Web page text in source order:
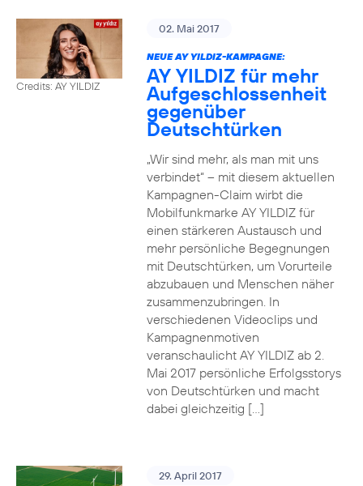
Credits: AY YILDIZ
02. Mai 2017
NEUE AY YILDIZ-KAMPAGNE:
AY YILDIZ für mehr
Aufgeschlossenheit
gegenüber
Deutschtürken
„Wir sind mehr, als man mit uns
verbindet“ – mit diesem aktuellen
Kampagnen-Claim wirbt die
Mobilfunkmarke AY YILDIZ für
einen stärkeren Austausch und
mehr persönliche Begegnungen
mit Deutschtürken, um Vorurteile
abzubauen und Menschen näher
zusammenzubringen. In
verschiedenen Videoclips und
Kampagnenmotiven
veranschaulicht AY YILDIZ ab 2.
Mai 2017 persönliche Erfolgsstorys
von Deutschtürken und macht
dabei gleichzeitig […]
29. April 2017